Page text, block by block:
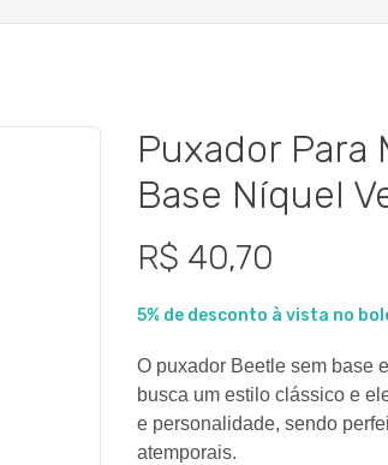
Puxador Para
Base Níquel
R$ 40,70
5% de desconto à vista no
O puxador Beetle sem base
busca um estilo clássico e
e personalidade, sendo
atemporais.